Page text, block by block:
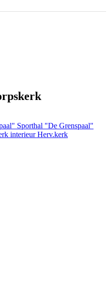
Sporthal "De Grenspaal"
interieur Herv.kerk